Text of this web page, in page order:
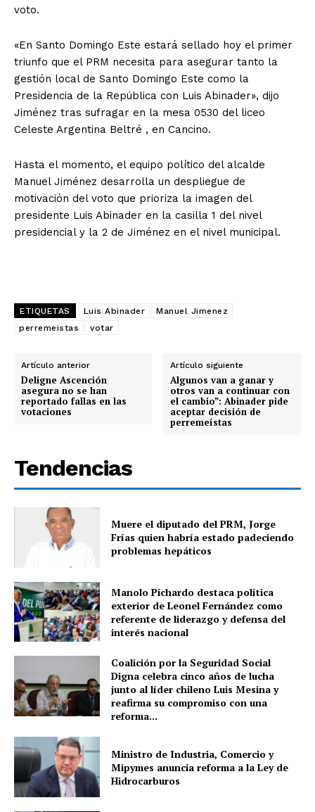
voto.
«En Santo Domingo Este estará sellado hoy el primer
triunfo que el PRM necesita para asegurar tanto la
gestión local de Santo Domingo Este como la
Presidencia de la República con Luis Abinader», dijo
Jiménez tras sufragar en la mesa 0530 del liceo
Celeste Argentina Beltré , en Cancino.
Hasta el momento, el equipo político del alcalde
Manuel Jiménez desarrolla un despliegue de
motivación del voto que prioriza la imagen del
presidente Luis Abinader en la casilla 1 del nivel
presidencial y la 2 de Jiménez en el nivel municipal.
ETIQUETAS Luis Abinader
Manuel Jimenez
perremeistas
votar
Artículo anterior
Deligne Ascención
asegura no se han
reportado fallas en las
votaciones
Artículo siguiente
Algunos van a ganar y
otros van a continuar con
el cambio”: Abinader pide
aceptar decisión de
perremeístas
Tendencias
Muere el diputado del PRM, Jorge
Frías quien habría estado padeciendo
problemas hepáticos
Manolo Pichardo destaca política
exterior de Leonel Fernández como
referente de liderazgo y defensa del
interés nacional
Coalición por la Seguridad Social
Digna celebra cinco años de lucha
junto al líder chileno Luis Mesina y
reafirma su compromiso con una
reforma...
Ministro de Industria, Comercio y
Mipymes anuncia reforma a la Ley de
Hidrocarburos